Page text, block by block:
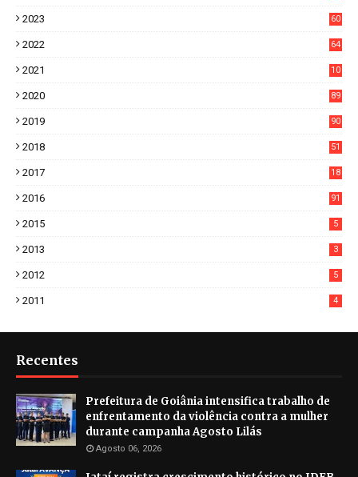
2023
60
2022
64
2021
10
2020
89
2019
90
2018
51
2017
18
2016 91
2015 5
2013 3
2012 5
2011 4
Recentes
Prefeitura de Goiânia intensifica trabalho de
enfrentamento da violência contra a mulher
durante campanha Agosto Lilás
Agosto 06, 2026